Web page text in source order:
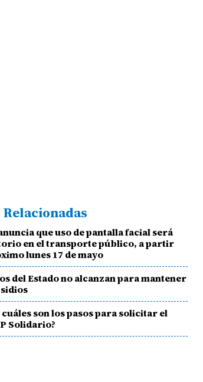
que uso de pantalla facial será
en el transporte público, a partir
lunes 17 de mayo
del Estado no alcanzan para mantener
cuáles son los pasos para solicitar el
Solidario?